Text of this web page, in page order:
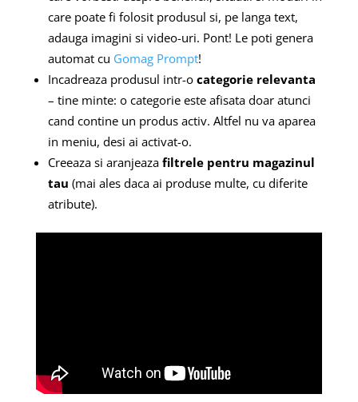
care poate fi folosit produsul si, pe langa text,
adauga imagini si video-uri. Pont! Le poti genera
automat cu Gomag Prompt!
Incadreaza produsul intr-o categorie relevanta
– tine minte: o categorie este afisata doar atunci
cand contine un produs activ. Altfel nu va aparea
in meniu, desi ai activat-o.
Creeaza si aranjeaza filtrele pentru magazinul
tau (mai ales daca ai produse multe, cu diferite
atribute).